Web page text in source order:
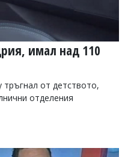
имал над 110
от детството,
отделения